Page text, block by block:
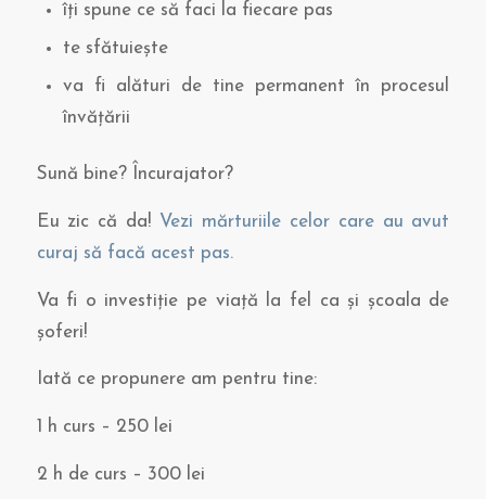
îți spune ce să faci la fiecare pas
te sfătuiește
va fi alături de tine permanent în procesul
învățării
Sună bine? Încurajator?
Eu zic că da! Vezi mărturiile celor care au avut
curaj să facă acest pas.
Va fi o investiție pe viață la fel ca și școala de
șoferi!
Iată ce propunere am pentru tine:
1 h curs – 250 lei
2 h de curs – 300 lei